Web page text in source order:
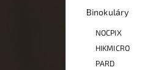
Binokuláry
NOCPIX
HIKMICRO
PARD